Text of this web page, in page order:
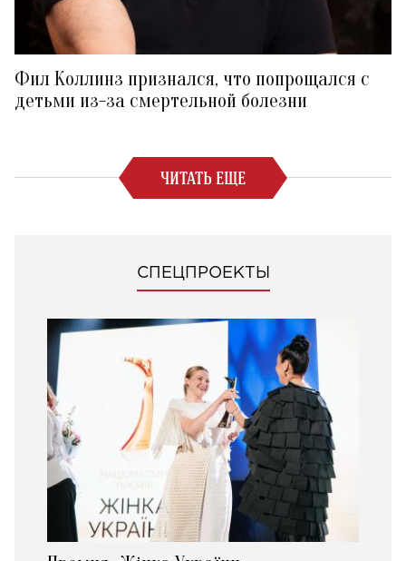
Фил Коллинз признался, что попрощался с
детьми из-за смертельной болезни
ЧИТАТЬ ЕЩЕ
СПЕЦПРОЕКТЫ